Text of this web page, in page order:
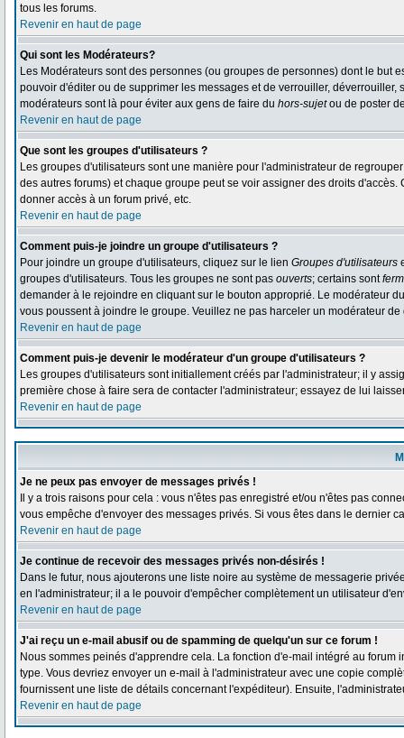
tous les forums.
Revenir en haut de page
Qui sont les Modérateurs?
Les Modérateurs sont des personnes (ou groupes de personnes) dont le but
pouvoir d'éditer ou de supprimer les messages et de verrouiller,
modérateurs sont là pour éviter aux gens de faire du hors-sujetou de poster
Revenir en haut de page
Que sont les groupes d'utilisateurs ?
Les groupes d'utilisateurs sont une manière pour l'administrateur de
des autres forums) et chaque groupe peut se voir assigner des droits
donner accès à un forum privé, etc.
Revenir en haut de page
Comment puis-je joindre un groupe d'utilisateurs ?
Pour joindre un groupe d'utilisateurs, cliquez sur le lien Groupes d'utilisateurs
groupes d'utilisateurs. Tous les groupes ne sont pas ouverts; certains sont
demander à le rejoindre en cliquant sur le bouton approprié. Le modérateur
vous poussent à joindre le groupe. Veuillez ne pas harceler un modérateur
Revenir en haut de page
Comment puis-je devenir le modérateur d'un groupe d'utilisateurs ?
Les groupes d'utilisateurs sont initiallement créés par l'administrateur; il y
première chose à faire sera de contacter l'administrateur; essayez de lui
Revenir en haut de page
Je ne peux pas envoyer de messages privés !
Il y a trois raisons pour cela : vous n'êtes pas enregistré et/ou n'êtes pas
vous empêche d'envoyer des messages privés. Si vous êtes dans le dernier
Revenir en haut de page
Je continue de recevoir des messages privés non-désirés !
Dans le futur, nous ajouterons une liste noire au système de messagerie
en l'administrateur; il a le pouvoir d'empêcher complètement un utilisateur
Revenir en haut de page
J'ai reçu un e-mail abusif ou de spamming de quelqu'un sur ce forum !
Nous sommes peinés d'apprendre cela. La fonction d'e-mail intégré au
type. Vous devriez envoyer un e-mail à l'administrateur avec une copie
fournissent une liste de détails concernant l'expéditeur). Ensuite,
Revenir en haut de page